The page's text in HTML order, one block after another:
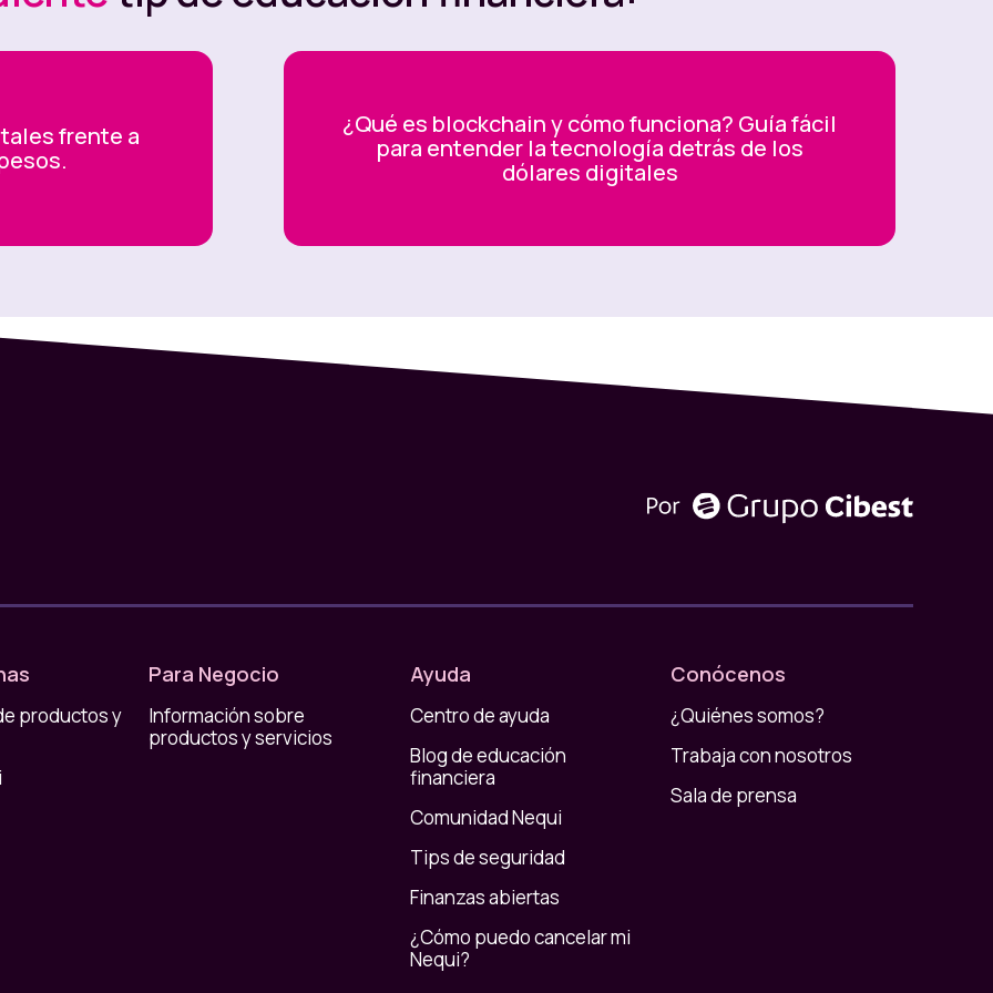
a 1 dólar estadounidense
segundos.
y vender dólares digitales
directamente
y el saldo queda disponible en segundos
en Nequi,inscríbete acá en la lista
de valor en dólares Inversión o trading
muchas veces en un día.
frente a
¿Qué es blockchain y cómo funciona? Guía fácil
para entender la tecnología detrás de los
dólares digitales
productos y
Para Negocio
Información sobre
productos y servicios
Ayuda
Centro de ayuda
Blog de educación
financiera
Comunidad Nequi
Tips de seguridad
Finanzas abiertas
¿Cómo puedo cancelar mi
Nequi?
Conócenos
¿Quiénes somos?
Trabaja con nosotros
Sala de prensa